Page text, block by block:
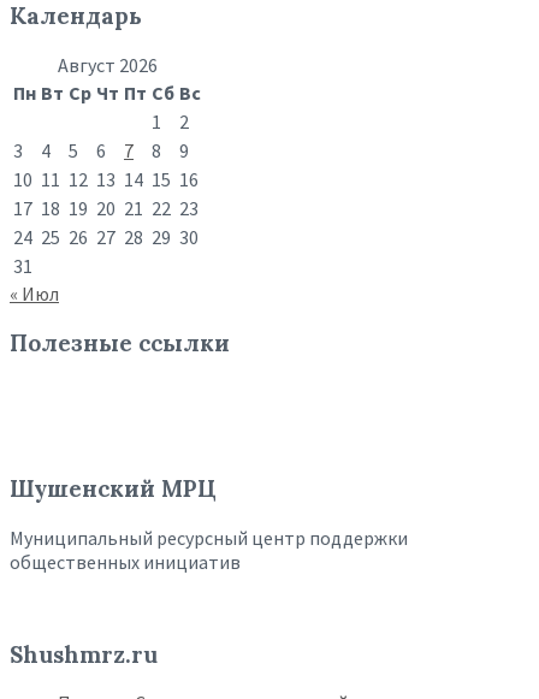
Календарь
Август 2026
Пн Вт Ср Чт Пт Сб Вс
1
2
3
4 5 6 7 8
9
10 11 12 13 14 15 16
17 18 19 20 21 22 23
24 25 26 27 28 29 30
31
« Июл
Полезные ссылки
Шушенский МРЦ
Муниципальный ресурсный центр поддержки
общественных инициатив
Shushmrz.ru